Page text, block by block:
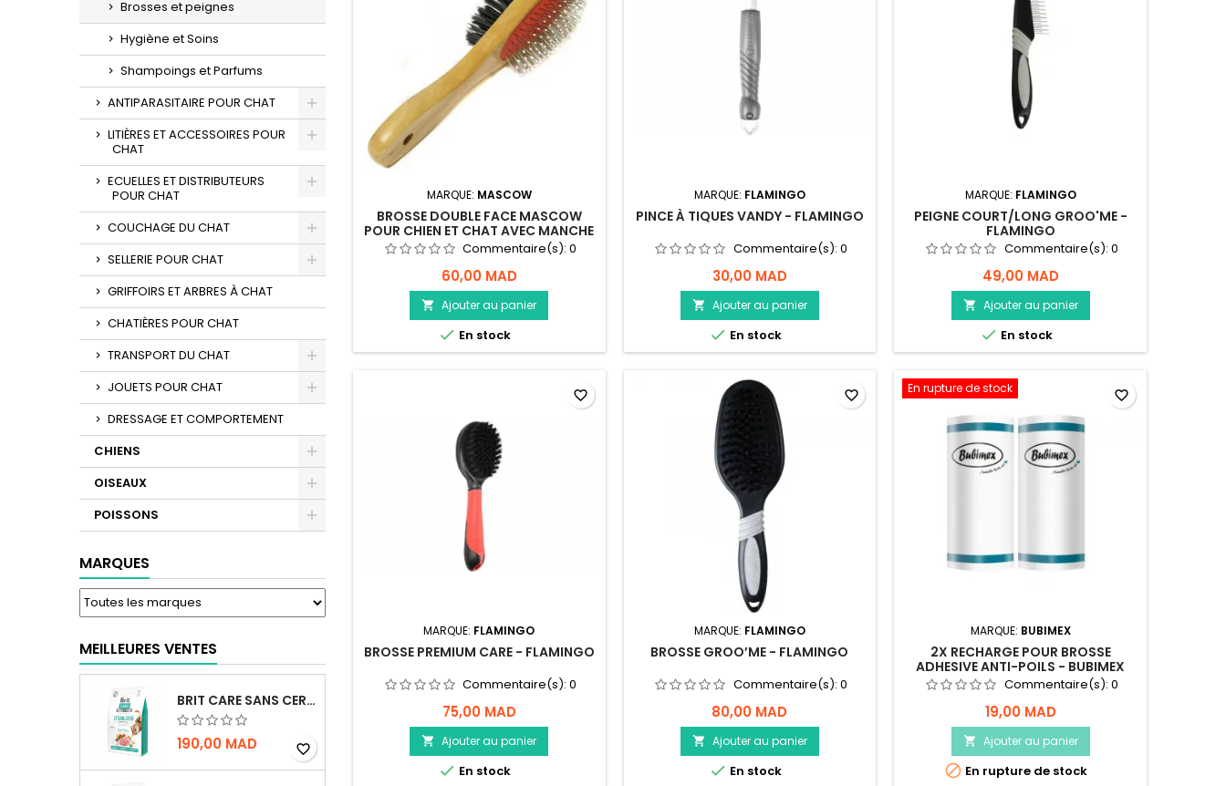
Brosses et peignes
Hygiène et Soins
Shampoings et Parfums
ANTIPARASITAIRE POUR CHAT
LITIÈRES ET ACCESSOIRES POUR
CHAT
ECUELLES ET DISTRIBUTEURS
POUR CHAT
COUCHAGE DU CHAT
SELLERIE POUR CHAT
GRIFFOIRS ET ARBRES À CHAT
CHATIÈRES POUR CHAT
TRANSPORT DU CHAT
JOUETS POUR CHAT
DRESSAGE ET COMPORTEMENT
CHIENS
OISEAUX
POISSONS
MARQUES
MEILLEURES VENTES
BRIT CARE SANS CEREALES STERILIZED URINARY HEALTH - CHAT
190,00 MAD favorite_border
MARQUE: MASCOW
BROSSE DOUBLE FACE MASCOW
POUR CHIEN ET CHAT AVEC MANCHE
EN BOIS
Commentaire(s):0
60,00 MAD
 Ajouter au panier
 En stock
MARQUE: FLAMINGO
PINCE À TIQUES VANDY - FLAMINGO
Commentaire(s): 0
30,00 MAD
 Ajouter au panier
 En stock
MARQUE: FLAMINGO
PEIGNE COURT/LONG GROO'ME -
FLAMINGO
Commentaire(s): 0
49,00 MAD
 Ajouter au panier
 En stock
MARQUE: FLAMINGO
BROSSE PREMIUM CARE - FLAMINGO
Commentaire(s):0
75,00 MAD
 Ajouter au panier
 En stock
favorite_border
MARQUE: FLAMINGO
BROSSE GROO’ME - FLAMINGO
Commentaire(s): 0
80,00 MAD
 Ajouter au panier
 En stock
favorite_border En rupture de stock
MARQUE: BUBIMEX
2X RECHARGE POUR BROSSE
ADHESIVE ANTI-POILS - BUBIMEX
Commentaire(s): 0
19,00 MAD
 Ajouter au panier
 En rupture de stock
favorite_border